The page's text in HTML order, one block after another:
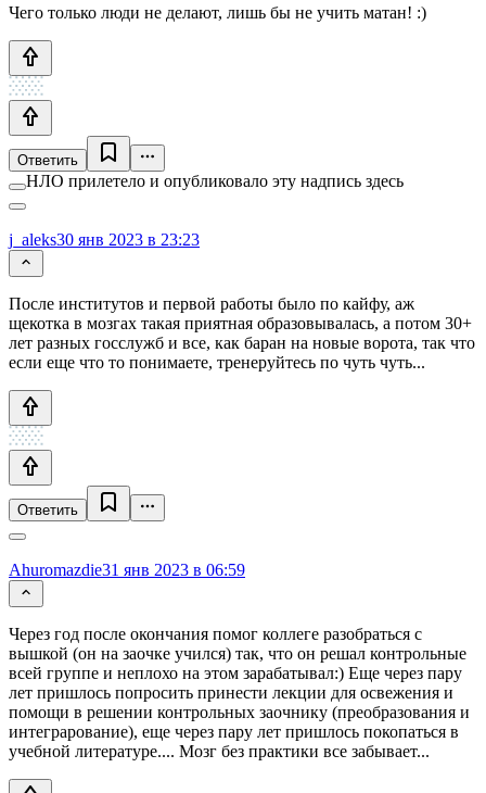
Чего только люди не делают, лишь бы не учить матан! :)
Ответить
НЛО прилетело и опубликовало эту надпись здесь
j_aleks30 янв 2023 в 23:23
После институтов и первой работы было по кайфу, аж
щекотка в мозгах такая приятная образовывалась, а потом 30+
лет разных госслужб и все, как баран на новые ворота, так что
если еще что то понимаете, тренеруйтесь по чуть чуть...
Ответить
Ahuromazdie31 янв 2023 в 06:59
Через год после окончания помог коллеге разобраться с
вышкой (он на заочке учился) так, что он решал контрольные
всей группе и неплохо на этом зарабатывал:) Еще через пару
лет пришлось попросить принести лекции для освежения и
помощи в решении контрольных заочнику (преобразования и
интеграрование), еще через пару лет пришлось покопаться в
учебной литературе.... Мозг без практики все забывает...